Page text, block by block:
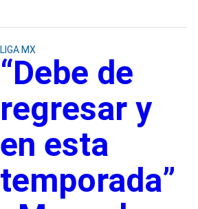
LIGA MX
“Debe de
regresar y
en esta
temporada”